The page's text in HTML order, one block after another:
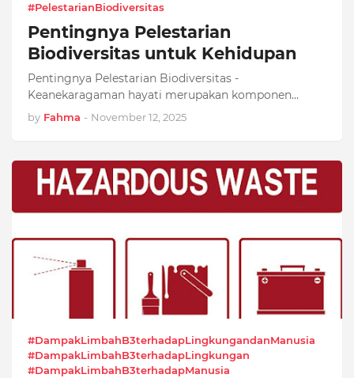
#PelestarianBiodiversitas
Pentingnya Pelestarian
Biodiversitas untuk Kehidupan
Pentingnya Pelestarian Biodiversitas -
Keanekaragaman hayati merupakan komponen
krusial…
by Fahma - November 12, 2025
#DampakLimbahB3terhadapLingkungandanManusia
#DampakLimbahB3terhadapLingkungan
#DampakLimbahB3terhadapManusia